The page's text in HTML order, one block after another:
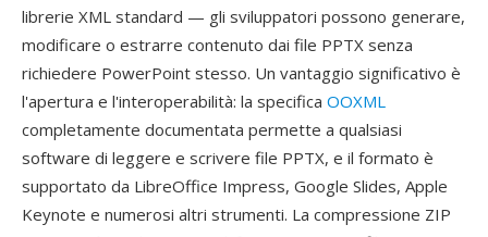
librerie XML standard — gli sviluppatori possono generare,
modificare o estrarre contenuto dai file PPTX senza
richiedere PowerPoint stesso. Un vantaggio significativo è
l'apertura e l'interoperabilità: la specifica OOXML
completamente documentata permette a qualsiasi
software di leggere e scrivere file PPTX, e il formato è
supportato da LibreOffice Impress, Google Slides, Apple
Keynote e numerosi altri strumenti. La compressione ZIP